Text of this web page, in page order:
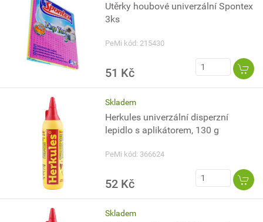
Utěrky houbové univerzální Spontex
3ks
PeMi kód: 215430
51 Kč
Skladem
Herkules univerzální disperzní
lepidlo s aplikátorem, 130 g
PeMi kód: 366624
52 Kč
Skladem